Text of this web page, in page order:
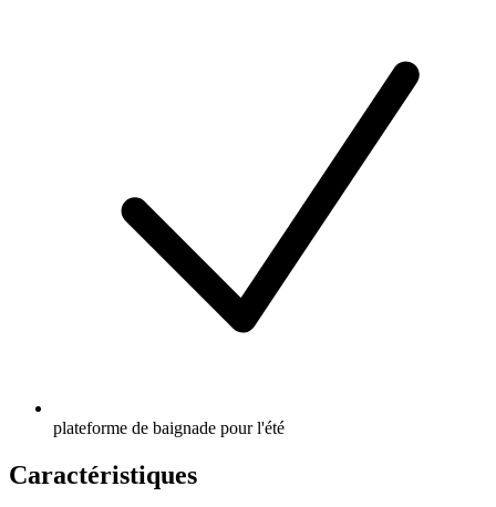
plateforme de baignade pour l'été
Caractéristiques